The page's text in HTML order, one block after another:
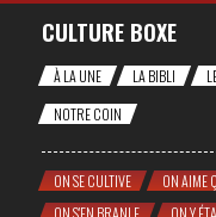
CULTURE BOXE
À LA UNE LA BIBLI
NOTRE COIN
ON SE CULTIVE ON AIME